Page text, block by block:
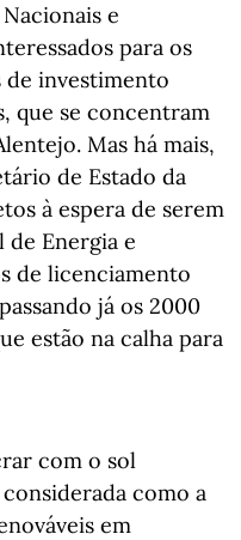
e
para os
de investimento
que se concentram
Mas há mais,
de Estado da
à espera de serem
de Energia e
de licenciamento
já os 2000
estão na calha para
com o sol
como a
em